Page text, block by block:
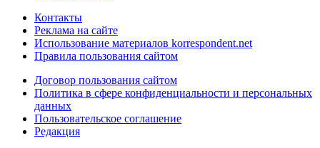
Контакты
Реклама на сайте
Использование материалов korrespondent.net
Правила пользования сайтом
Договор пользования сайтом
Политика в сфере конфиденциальности и персональных
данных
Пользовательское соглашение
Редакция